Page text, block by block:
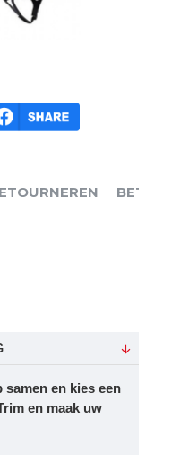
BETALEN
en kies een
en maak uw